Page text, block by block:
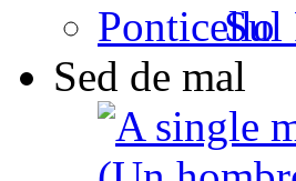
Sul
Sed de mal